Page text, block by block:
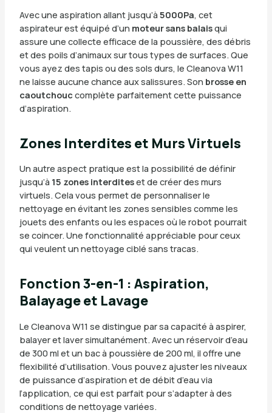
Avec une aspiration allant jusqu’à 5000Pa, cet
aspirateur est équipé d’un moteur sans balaisqui
assure une collecte efficace de la poussière, des débris
et des poils d’animaux sur tous types de surfaces. Que
vous ayez des tapis ou des sols durs, le Cleanova W11
ne laisse aucune chance aux salissures. Son brosse en
caoutchouccomplète parfaitement cette puissance
d’aspiration.
Zones Interdites et Murs Virtuels
Un autre aspect pratique est la possibilité de définir
jusqu’à 15 zones interditeset de créer des murs
virtuels. Cela vous permet de personnaliser le
nettoyage en évitant les zones sensibles comme les
jouets des enfants ou les espaces où le robot pourrait
se coincer. Une fonctionnalité appréciable pour ceux
qui veulent un nettoyage ciblé sans tracas.
Fonction 3-en-1 : Aspiration,
Balayage et Lavage
Le Cleanova W11 se distingue par sa capacité à aspirer,
balayer et laver simultanément. Avec un réservoir d’eau
de 300 ml et un bac à poussière de 200 ml, il offre une
flexibilité d’utilisation. Vous pouvez ajuster les niveaux
de puissance d’aspiration et de débit d’eau via
l’application, ce qui est parfait pour s’adapter à des
conditions de nettoyage variées.